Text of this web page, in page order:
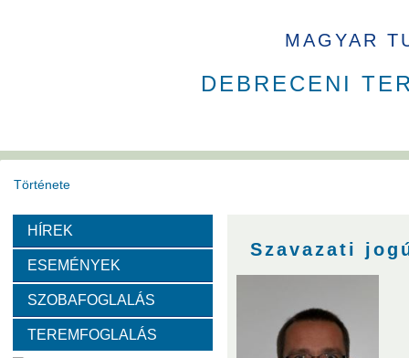
MAGYAR
DEBRECENI
Története
Székház
Szervezeti felépítése
Választott vezetők Nem akadémikus
HÍREK
ESEMÉNYEK
SZOBAFOGLALÁS
TEREMFOGLALÁS
Szavazati